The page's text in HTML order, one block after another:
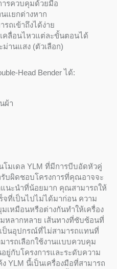
ารควบคุมด้วยมือ
แยกต่างหาก
ถเข้าถึงได้ง่าย
เคลื่อนไหวแต่ละขั้นตอนได้
านแสง (ตัวเลือก)
Head Bender ได้:
ผ้า
โมเดล YLM ที่มีการบีบอัดหัวคู่
บผิดชอบโครงการที่คุณอาจจะ
นะนำที่น้อยมาก คุณสามารถให้
ที่เป็นไปไม่ได้มาก่อน ความ
เหมือนหรือต่างกันทำให้เครื่อง
หลากหลาย เส้นทางที่ซับซ้อนที่
ป็นอุปกรณ์ที่ไม่สามารถแทนที่
รถเลือกใช้งานแบบควบคุม
กับโครงการและระดับความ
YLM นี้เป็นเครื่องมือที่สามารถ